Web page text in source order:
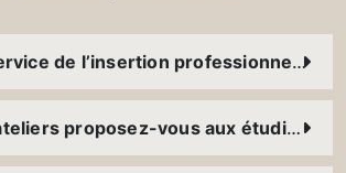
Que fait le Service de l’insertion professionnelle afin d’aider les étudiants en matière d’emploi et d’entreprenariat ?
Quel type d’ateliers proposez-vous aux étudiants et aux anciens ?